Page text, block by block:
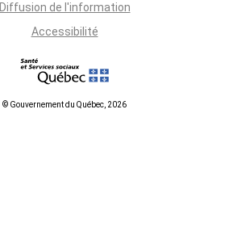
Diffusion de l'information
Accessibilité
© Gouvernement du Québec, 2026